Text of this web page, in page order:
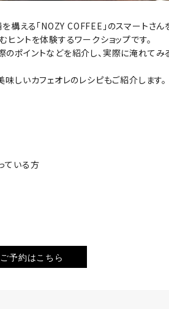
構える「NOZY COFFEE」のスマートさ
ントを体験するワークショップです。
ポイントなどを紹介し、実際に淹れてみ
しいカフェオレのレシピもご紹介します。
ている方
ご予約はこちら